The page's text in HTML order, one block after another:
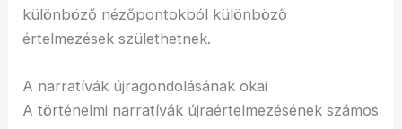
különböző nézőpontokból különböző
értelmezések születhetnek.
A narratívák újragondolásának okai
A történelmi narratívák újraértelmezésének számos